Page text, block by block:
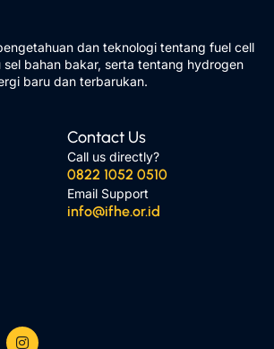
dan teknologi tentang fuel cell
sel bahan bakar, serta tentang hydrogen
baru dan terbarukan.
Contact Us
Call us directly?
0822 1052 0510
Email Support
info@ifhe.or.id